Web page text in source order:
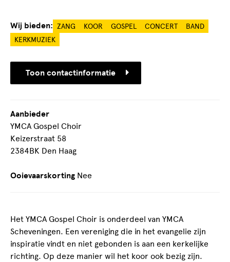
Het YMCA Gospel Choir is onderdeel van YMCA
Scheveningen. Een vereniging die in het evangelie zijn
inspiratie vindt en niet gebonden is aan een kerkelijke
richting. Op deze manier wil het koor ook bezig zijn.
Wij bieden: ZANG KOOR GOSPEL CONCERT
BAND
KERKMUZIEK
Toon contactinformatie
Aanbieder
YMCA Gospel Choir
Keizerstraat 58
2384BK Den Haag
Ooievaarskorting Nee